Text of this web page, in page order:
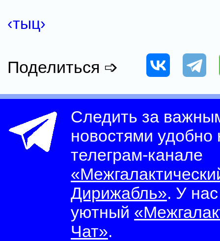
‹тыц›
Поделиться ➩
Следить за
новостями
телеграм-канале
Дирижабль». У
уютный
Чат».